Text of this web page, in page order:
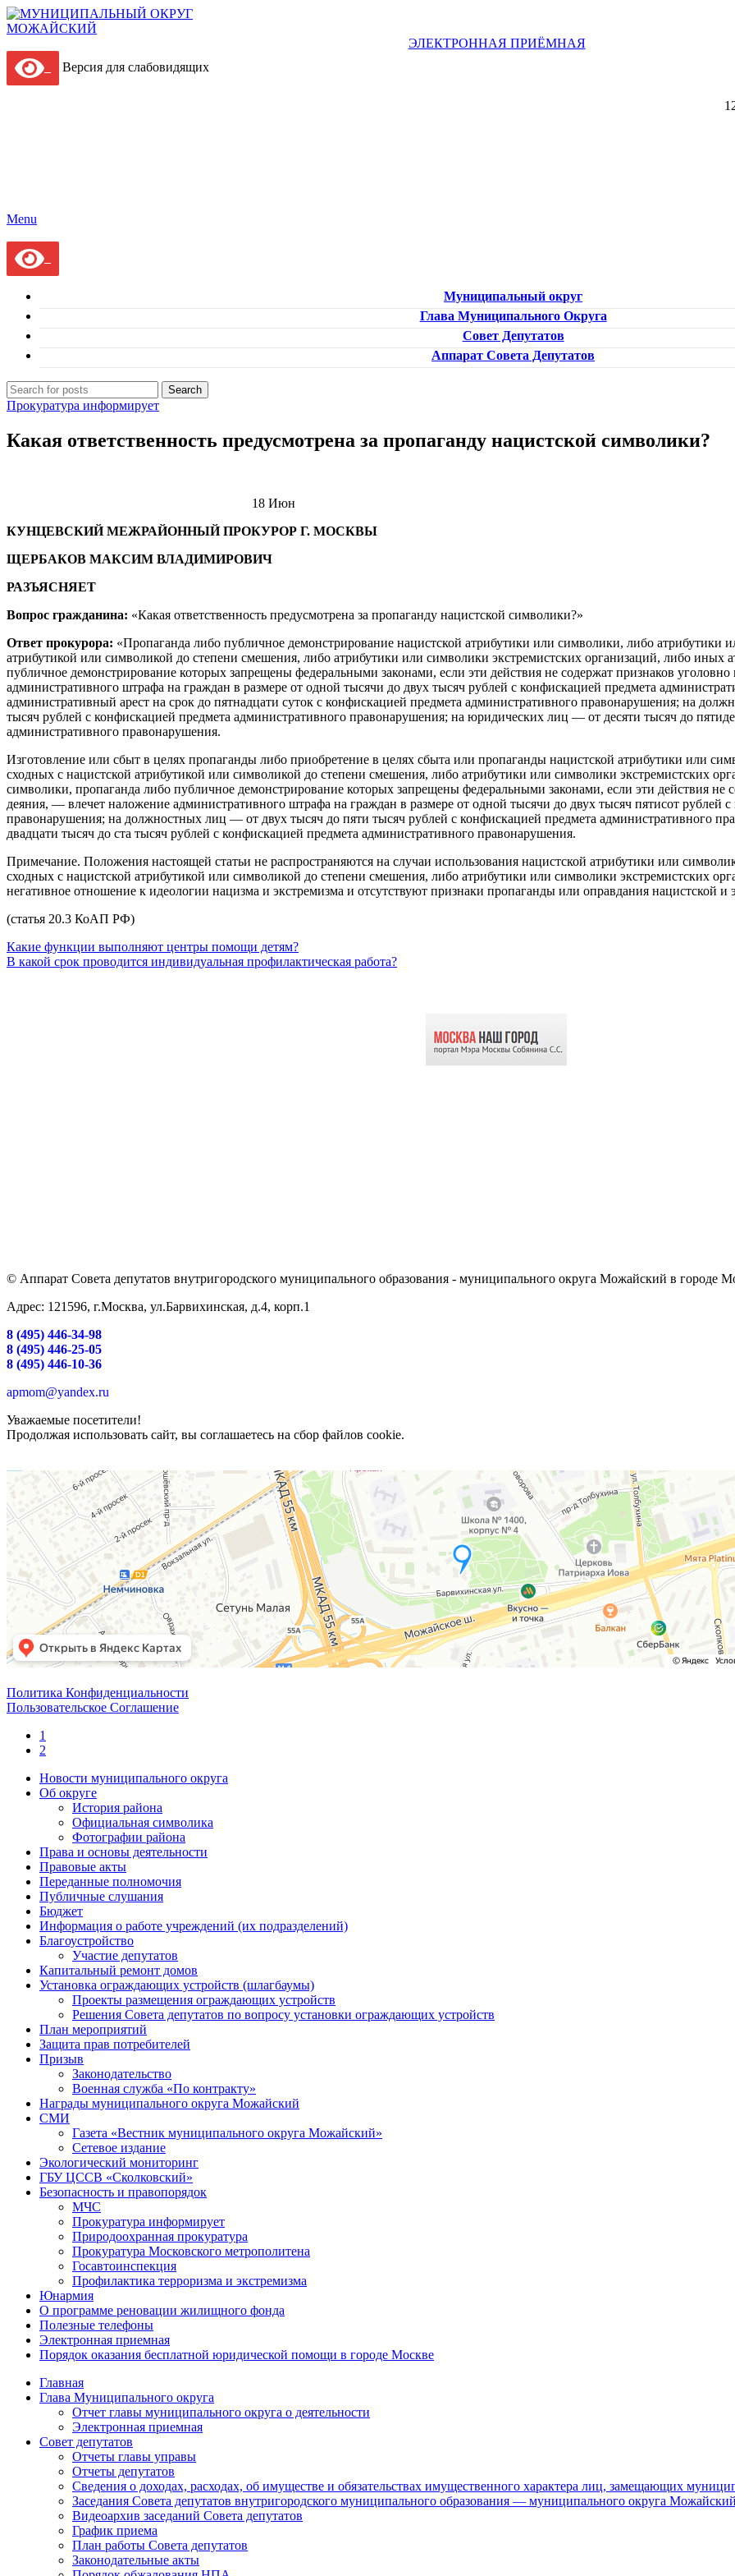
ЭЛЕКТРОННАЯ ПРИЁМНАЯ
Версия для слабовидящих
Menu
Муниципальный округ
Глава Муниципального Округа
Совет Депутатов
Аппарат Совета Депутатов
Search
Прокуратура информирует
Какая ответственность предусмотрена за пропаганду нацистской символики?
18 Июн
КУНЦЕВСКИЙ МЕЖРАЙОННЫЙ ПРОКУРОР Г. МОСКВЫ
ЩЕРБАКОВ МАКСИМ ВЛАДИМИРОВИЧ
РАЗЪЯСНЯЕТ
Вопрос гражданина: «Какая ответственность предусмотрена за пропаганду нацистской символики?»
Ответ прокурора: «Пропаганда либо публичное демонстрирование нацистской атрибутики или символики, либо атрибутики
атрибутикой или символикой до степени смешения, либо атрибутики или символики экстремистских организаций, либо иных
публичное демонстрирование которых запрещены федеральными законами, если эти действия не содержат признаков
административного штрафа на граждан в размере от одной тысячи до двух тысяч рублей с конфискацией предмета
административный арест на срок до пятнадцати суток с конфискацией предмета административного правонарушения; на
тысяч рублей с конфискацией предмета административного правонарушения; на юридических лиц — от десяти тысяч до
административного правонарушения.
Изготовление или сбыт в целях пропаганды либо приобретение в целях сбыта или пропаганды нацистской атрибутики или
сходных с нацистской атрибутикой или символикой до степени смешения, либо атрибутики или символики экстремистских
символики, пропаганда либо публичное демонстрирование которых запрещены федеральными законами, если эти действия не
деяния, — влечет наложение административного штрафа на граждан в размере от одной тысячи до двух тысяч пятисот рублей
правонарушения; на должностных лиц — от двух тысяч до пяти тысяч рублей с конфискацией предмета административного
двадцати тысяч до ста тысяч рублей с конфискацией предмета административного правонарушения.
Примечание. Положения настоящей статьи не распространяются на случаи использования нацистской атрибутики или
сходных с нацистской атрибутикой или символикой до степени смешения, либо атрибутики или символики экстремистских
негативное отношение к идеологии нацизма и экстремизма и отсутствуют признаки пропаганды или оправдания нацистской и
(статья 20.3 КоАП РФ)
Какие функции выполняют центры помощи детям?
В какой срок проводится индивидуальная профилактическая работа?
© Аппарат Совета депутатов внутригородского муниципального образования - муниципального округа Можайский в городе
Адрес: 121596, г.Москва, ул.Барвихинская, д.4, корп.1
8 (495) 446-34-98
8 (495) 446-25-05
8 (495) 446-10-36
apmom@yandex.ru
Уважаемые посетители!
Продолжая использовать сайт, вы соглашаетесь на сбор файлов cookie.
Политика Конфиденциальности
Пользовательское Соглашение
1
2
Новости муниципального округа
Об округе
История района
Официальная символика
Фотографии района
Права и основы деятельности
Правовые акты
Переданные полномочия
Публичные слушания
Бюджет
Информация о работе учреждений (их подразделений)
Благоустройство
Участие депутатов
Капитальный ремонт домов
Установка ограждающих устройств (шлагбаумы)
Проекты размещения ограждающих устройств
Решения Совета депутатов по вопросу установки ограждающих устройств
План мероприятий
Защита прав потребителей
Призыв
Законодательство
Военная служба «По контракту»
Награды муниципального округа Можайский
СМИ
Газета «Вестник муниципального округа Можайский»
Сетевое издание
Экологический мониторинг
ГБУ ЦССВ «Сколковский»
Безопасность и правопорядок
МЧС
Прокуратура информирует
Природоохранная прокуратура
Прокуратура Московского метрополитена
Госавтоинспекция
Профилактика терроризма и экстремизма
Юнармия
О программе реновации жилищного фонда
Полезные телефоны
Электронная приемная
Порядок оказания бесплатной юридической помощи в городе Москве
Главная
Глава Муниципального округа
Отчет главы муниципального округа о деятельности
Электронная приемная
Совет депутатов
Отчеты главы управы
Отчеты депутатов
Сведения о доходах, расходах, об имуществе и обязательствах имущественного характера лиц, замещающих
Заседания Совета депутатов внутригородского муниципального образования — муниципального округа
Видеоархив заседаний Совета депутатов
График приема
План работы Совета депутатов
Законодательные акты